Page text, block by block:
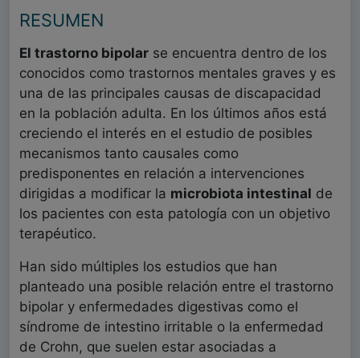
RESUMEN
El trastorno bipolar se encuentra dentro de los
conocidos como trastornos mentales graves y es
una de las principales causas de discapacidad
en la población adulta. En los últimos años está
creciendo el interés en el estudio de posibles
mecanismos tanto causales como
predisponentes en relación a intervenciones
dirigidas a modificar la microbiota intestinal de
los pacientes con esta patología con un objetivo
terapéutico.
Han sido múltiples los estudios que han
planteado una posible relación entre el trastorno
bipolar y enfermedades digestivas como el
síndrome de intestino irritable o la enfermedad
de Crohn, que suelen estar asociadas a